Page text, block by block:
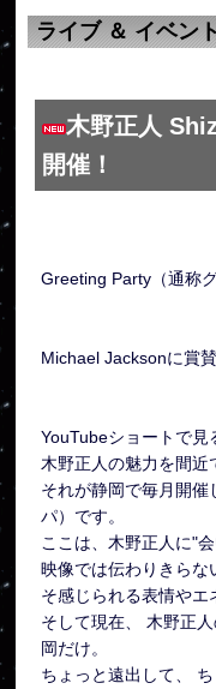
ライブ ＆ イベント
木野正人
開催！
Greeting Party（通称グ
Michael Jacksonに賞
YouTubeショートで見
木野正人の魅力を間近
それが静岡で毎月開催
パ）です。
ここは、木野正人に"
映像では伝わりきらな
そ感じられる表情やエ
そして現在、 木野正
岡だけ。
ちょっと遠出して、